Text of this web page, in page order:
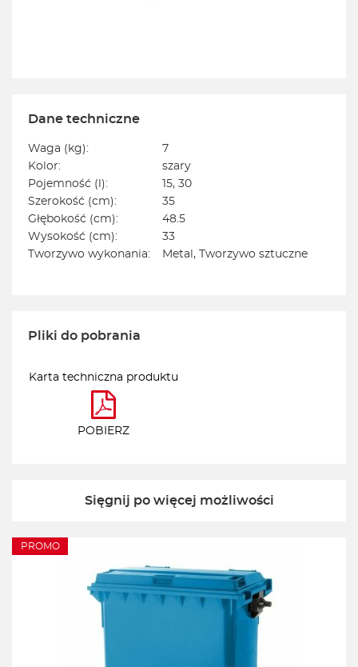
Dane techniczne
Waga (kg):
7
Kolor:
szary
Pojemność (l):
15, 30
Szerokość (cm):
35
Głębokość (cm):
48.5
Wysokość (cm):
33
Tworzywo wykonania:
Metal, Tworzywo sztuczne
Pliki do pobrania
Karta techniczna produktu
POBIERZ
Sięgnij po więcej możliwości
PROMO